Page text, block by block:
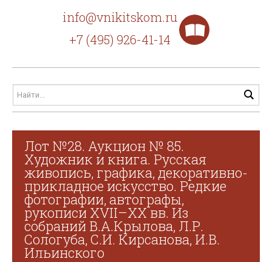
info@vnikitskom.ru
+7 (495) 926-41-14
Лот №28. Аукцион № 85.
Художник и книга. Русская
живопись, графика, декоративно-
прикладное искусство. Редкие
фотографии, автографы,
рукописи XVII–XX вв. Из
собраний В.А.Крылова, Л.Р.
Сологуба, С.И. Кирсанова, И.В.
Ильинского